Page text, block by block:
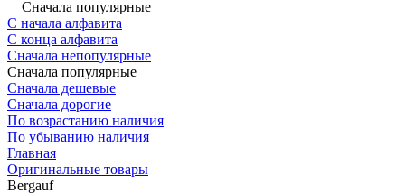
Сначала популярные
С начала алфавита
С конца алфавита
Сначала непопулярные
Сначала популярные
Сначала дешевые
Сначала дорогие
По возрастанию наличия
По убыванию наличия
Главная
Оригинальные товары
Bergauf